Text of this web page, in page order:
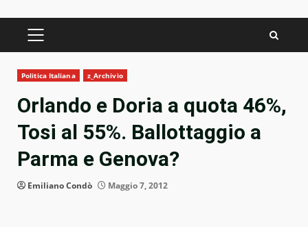
PRIMARY
Politica Italiana z_Archivio
Orlando e Doria a quota 46%,
Tosi al 55%. Ballottaggio a
Parma e Genova?
Emiliano Condò Maggio 7, 2012